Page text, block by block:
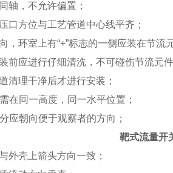
轴，不允许偏置；
口方位与工艺管道中心线平齐；
，环室上有“+”标志的一侧应装在节流
前应进行仔细清洗，不可碰伤节流元
清理干净后才进行安装；
在同一高度，同一水平位置；
应朝向便于观察者的方向；
靶式流量开
外壳上箭头方向一致；